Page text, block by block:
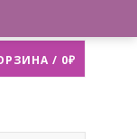
/ 0₽